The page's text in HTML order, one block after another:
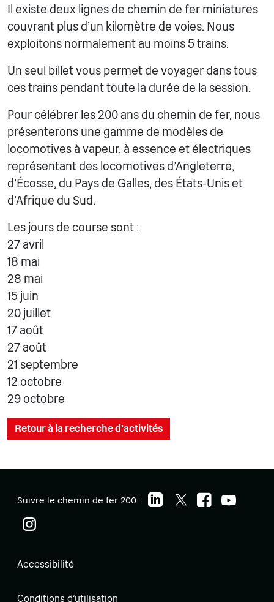
Il existe deux lignes de chemin de fer miniatures
couvrant plus d'un kilomètre de voies. Nous
exploitons normalement au moins 5 trains.
Un seul billet vous permet de voyager dans tous
ces trains pendant toute la durée de la session.
Pour célébrer les 200 ans du chemin de fer, nous
présenterons une gamme de modèles de
locomotives à vapeur, à essence et électriques
représentant des locomotives d'Angleterre,
d'Écosse, du Pays de Galles, des États-Unis et
d'Afrique du Sud.
Les jours de course sont :
27 avril
18 mai
28 mai
15 juin
20 juillet
17 août
27 août
21 septembre
12 octobre
29 octobre
Retour à la recherche d'activités
Suivre le chemin de fer 200 :
Accessibilité
Conditions d'utilisation